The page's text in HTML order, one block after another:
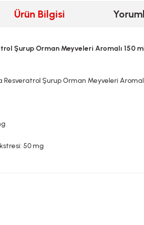
Ürün Bilgisi
Şurup Orman Meyveleri Aromalı 150
Resveratrol Şurup Orman Meyveleri
50 mg